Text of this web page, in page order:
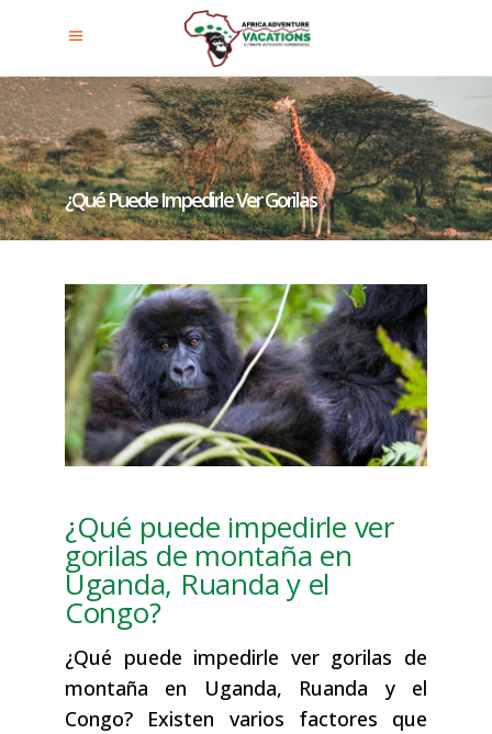
¿Qué Puede Impedirle Ver Gorilas
Y El Congo?
¿Qué puede impedirle ver
gorilas de montaña en
Uganda, Ruanda y el
Congo?
¿Qué puede impedirle ver gorilas de
montaña en Uganda, Ruanda y el
Congo? Existen varios factores que